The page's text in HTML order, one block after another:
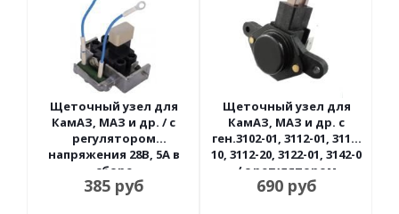
Щеточный узел для
КамАЗ, МАЗ и др. / с
регулятором
напряжения 28В, 5А в
сборе
385руб
Щеточный узел для
КамАЗ, МАЗ и др. с
ген.3102-01, 3112-01, 3112-
10, 3112-20, 3122-01, 3142-0
/ с регулятором
напряжения 28В, 5А ,
690руб